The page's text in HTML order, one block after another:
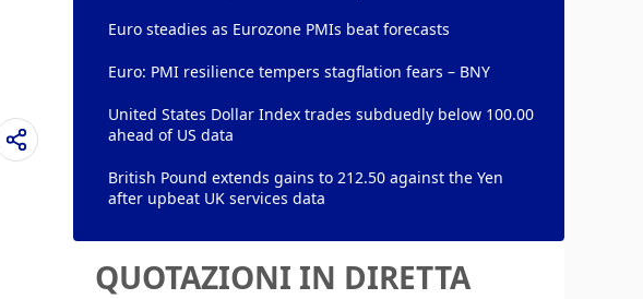
Euro steadies as Eurozone PMIs beat forecasts
Euro: PMI resilience tempers stagflation fears – BNY
United States Dollar Index trades subduedly below 100.00
ahead of US data
British Pound extends gains to 212.50 against the Yen
after upbeat UK services data
QUOTAZIONI IN DIRETTA